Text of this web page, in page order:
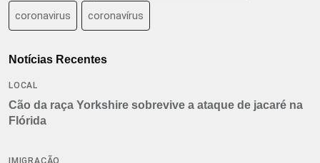
coronavirus coronavírus
Notícias Recentes
LOCAL
Cão da raça Yorkshire sobrevive a ataque de jacaré na
Flórida
IMIGRAÇÃO